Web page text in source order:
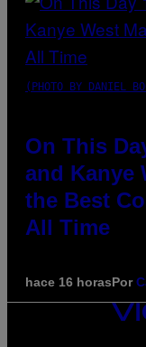
(PHOTO BY DANIEL
On This
and Kanye
the Best
All Time
hace 16 horasPor
VICE